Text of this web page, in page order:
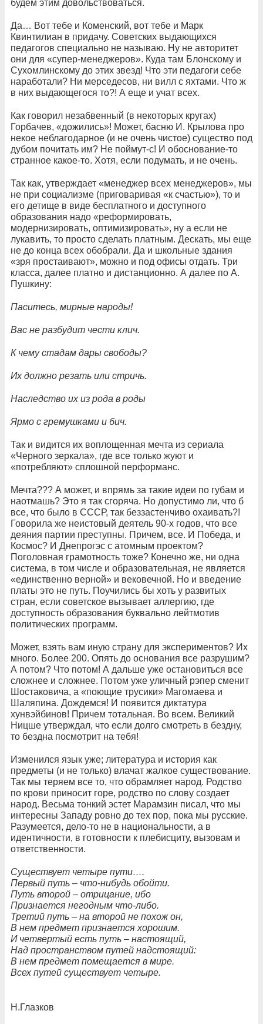
будем этим довольствоваться.
Да… Вот тебе и Коменский, вот тебе и Марк
Квинтилиан в придачу. Советских выдающихся
педагогов специально не называю. Ну не авторитет
они для «супер-менеджеров». Куда там Блонскому и
Сухомлинскому до этих звезд! Что эти педагоги себе
наработали? Ни мерседесов, ни вилл с яхтами. Что ж
в них выдающегося то?! А еще и учат всех.
Как говорил незабвенный (в некоторых кругах)
Горбачев, «дожились»! Может, басню И. Крылова про
некое неблагодарное (и не очень чистое) существо под
дубом почитать им? Не поймут-с! И обоснование-то
странное какое-то. Хотя, если подумать, и не очень.
Так как, утверждает «менеджер всех менеджеров», мы
не при социализме (приговаривая «к счастью»), то и
его детище в виде бесплатного и доступного
образования надо «реформировать,
модернизировать, оптимизировать», ну а если не
лукавить, то просто сделать платным. Дескать, мы еще
не до конца всех обобрали. Да и школьные здания
«зря простаивают», можно и под офисы отдать. Три
класса, далее платно и дистанционно. А далее по А.
Пушкину:
Паситесь, мирные народы!
Вас не разбудит чести клич.
К чему стадам дары свободы?
Их должно резать или стричь.
Наследство их из рода в роды
Ярмо с гремушками и бич.
Так и видится их воплощенная мечта из сериала
«Черного зеркала», где все только жуют и
«потребляют» сплошной перформанс.
Мечта??? А может, и впрямь за такие идеи по губам и
наотмашь? Это я так сгоряча. Но допустимо ли, что б
все, что было в СССР, так беззастенчиво охаивать?!
Говорила же неистовый деятель 90-х годов, что все
деяния партии преступны. Причем, все. И Победа, и
Космос? И Днепрогэс с атомным проектом?
Поголовная грамотность тоже? Конечно же, ни одна
система, в том числе и образовательная, не является
«единственно верной» и вековечной. Но и введение
платы это не путь. Поучились бы хоть у развитых
стран, если советское вызывает аллергию, где
доступность образования буквально лейтмотив
политических программ.
Может, взять вам иную страну для экспериментов? Их
много. Более 200. Опять до основания все разрушим?
А потом? Что потом! А дальше уже остановиться все
сложнее и сложнее. Потом уже уличный рэпер сменит
Шостаковича, а «поющие трусики» Магомаева и
Шаляпина. Дождемся! И появится диктатура
хунвэйбинов! Причем тотальная. Во всем. Великий
Ницше утверждал, что если долго смотреть в бездну,
то бездна посмотрит на тебя!
Изменился язык уже; литература и история как
предметы (и не только) влачат жалкое существование.
Так мы теряем все то, что обрамляет народ. Родство
по крови приносит горе, родство по слову создает
народ. Весьма тонкий эстет Марамзин писал, что мы
интересны Западу ровно до тех пор, пока мы русские.
Разумеется, дело-то не в национальности, а в
идентичности, в готовности к плебисциту, вызовам и
ответственности.
Существует четыре пути….
Первый путь – что-нибудь обойти.
Путь второй – отрицание, ибо
Признается негодным что-либо.
Третий путь – на второй не похож он,
В нем предмет признается хорошим.
И четвертый есть путь – настоящий,
Над пространством путей надстоящий:
В нем предмет помещается в мире.
Всех путей существует четыре.
Н.Глазков